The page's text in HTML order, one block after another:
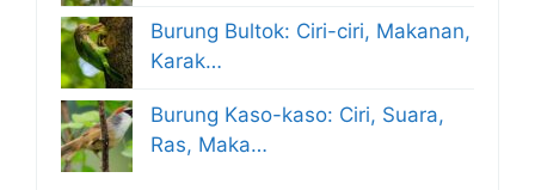
Burung Bultok: Ciri-ciri, Makanan,
Karak…
Burung Kaso-kaso: Ciri, Suara,
Ras, Maka…